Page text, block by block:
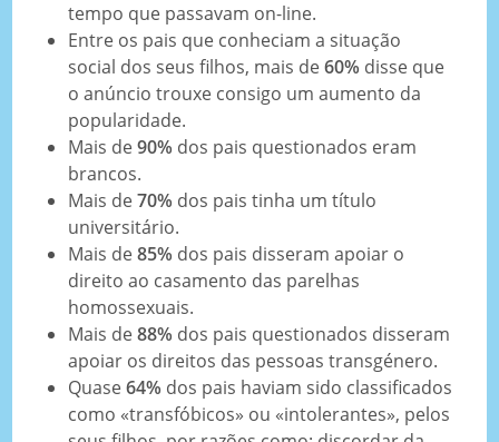
tempo que passavam on-line.
Entre os pais que conheciam a situação
social dos seus filhos, mais de60% disse que
o anúncio trouxe consigo um aumento da
popularidade.
Mais de90% dos pais questionados eram
brancos.
Mais de70% dos pais tinha um título
universitário.
Mais de85% dos pais disseram apoiar o
direito ao casamento das parelhas
homossexuais.
Mais de88% dos pais questionados disseram
apoiar os direitos das pessoas transgénero.
Quase64% dos pais haviam sido classificados
como «transfóbicos» ou «intolerantes», pelos